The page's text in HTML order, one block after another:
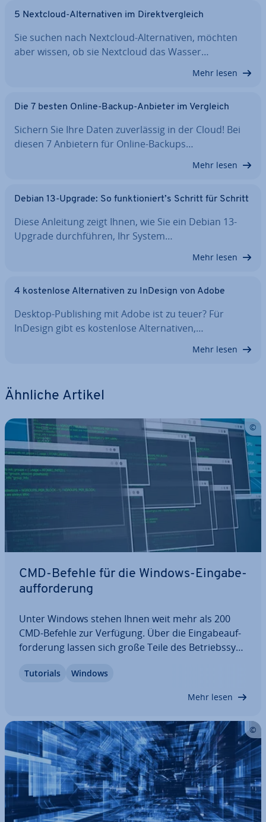
5 Nextcloud-Al­ter­na­ti­ven im Di­rekt­ver­gleich
Sie suchen nach Nextcloud-Al­ter­na­ti­ven, möchten
aber wissen, ob sie Nextcloud das Wasser…
Mehr lesen
Die 7 besten Online-Backup-Anbieter im Vergleich
Sichern Sie Ihre Daten zu­ver­läs­sig in der Cloud! Bei
diesen 7 Anbietern für Online-Backups…
Mehr lesen
Debian 13-Upgrade: So funk­tio­niert’s Schritt für Schritt
Diese Anleitung zeigt Ihnen, wie Sie ein Debian 13-
Upgrade durch­füh­ren, Ihr System…
Mehr lesen
4 kos­ten­lo­se Al­ter­na­ti­ven zu InDesign von Adobe
Desktop-Pu­bli­shing mit Adobe ist zu teuer? Für
InDesign gibt es kos­ten­lo­se Al­ter­na­ti­ven,…
Mehr lesen
Ähnliche Artikel
CMD-Befehle für die Windows-Ein­ga­be­
auf­for­de­rung
Unter Windows stehen Ihnen weit mehr als 200
CMD-Befehle zur Verfügung. Über die Ein­ga­be­auf­
for­de­rung lassen sich große Teile des Be­triebs­sys­
lie­ren. Mit den Windows-Kon­so­len­be­feh­len können
Sie außerdem Ihre Dateien or­ga­ni­sie­ren oder…
Tutorials Windows
Mehr lesen